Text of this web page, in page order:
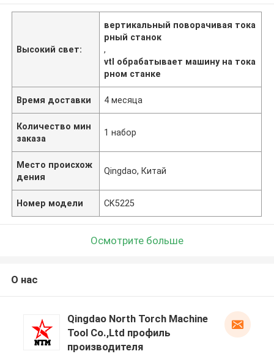
Высокий свет:
вертикальный поворачивая тока
рный станок
,
vtl обрабатывает машину на тока
рном станке
Время доставки 4 месяца
Количество мин
заказа
1 набор
Место происхож
дения
Qingdao, Китай
Номер модели CK5225
Осмотрите больше
О нас
Qingdao North Torch Machine
Tool Co.,Ltd профиль
производителя